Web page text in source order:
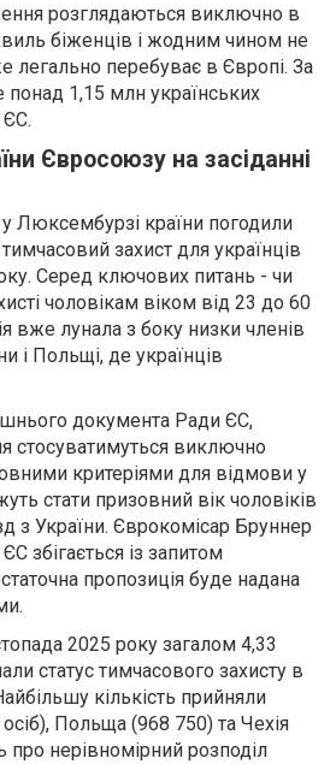
розглядаються виключно в
біженців і жодним чином не
легально перебуває в Європі. За
1,15 млн українських
ЄС.
Євросоюзу на засіданні
Люксембурзі країни погодили
захист для українців
Серед ключових питань - чи
чоловікам віком від 23 до 60
вже лунала з боку низки членів
і Польщі, де українців
документа Ради ЄС,
стосуватимуться виключно
критеріями для відмови у
стати призовний вік чоловіків
з України. Єврокомісар Бруннер
збігається із запитом
пропозиція буде надана
2025 року загалом 4,33
статус тимчасового захисту в
кількість прийняли
Польща (968 750) та Чехія
про нерівномірний розподіл